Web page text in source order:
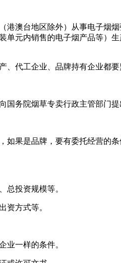
港澳台地区除外）从事电子烟
元内销售的电子烟产品等）
代工企业、品牌持有企业都要
务院烟草专卖行政主管部门
果是品牌，要有委托经营的
总投资规模等。
资方式等。
业一样的条件。